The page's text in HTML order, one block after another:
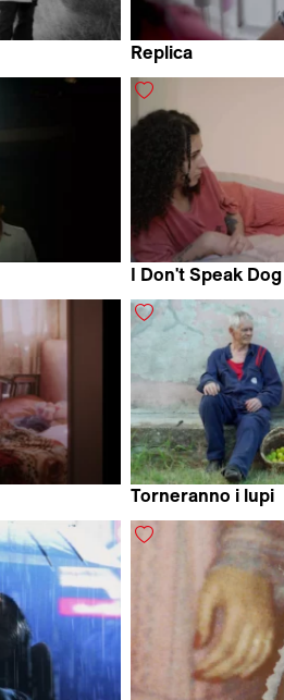
Replica
I Don't Speak
Torneranno i lupi